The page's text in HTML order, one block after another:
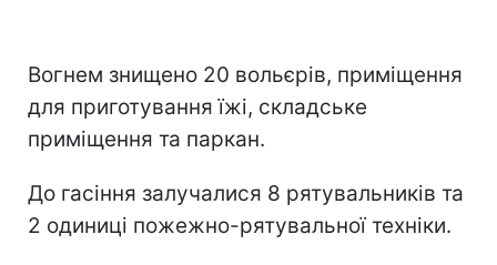
Вогнем знищено 20 вольєрів, приміщення
для приготування їжі, складське
приміщення та паркан.
До гасіння залучалися 8 рятувальників та
2 одиниці пожежно-рятувальної техніки.